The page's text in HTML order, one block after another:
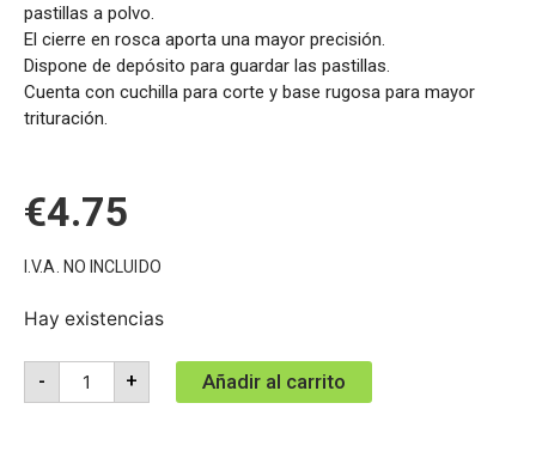
pastillas a polvo.
El cierre en rosca aporta una mayor precisión.
Dispone de depósito para guardar las pastillas.
Cuenta con cuchilla para corte y base rugosa para mayor
trituración.
€4.75
I.V.A. NO INCLUIDO
Hay existencias
- + Añadir al carrito